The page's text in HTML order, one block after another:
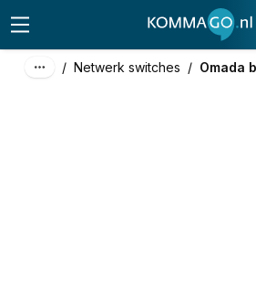
/ Netwerk switches / Omada
excl. btw